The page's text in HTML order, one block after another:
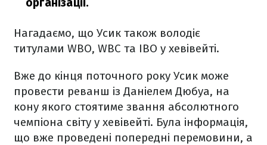
Нагадаємо, що Усик також володіє
титулами WBO, WBC та IBO у хевівейті.
Вже до кінця поточного року Усик може
провести реванш із Даніелем Дюбуа, на
кону якого стоятиме звання абсолютного
чемпіона світу у хевівейті. Була інформація,
що вже проведені попередні перемовини, а